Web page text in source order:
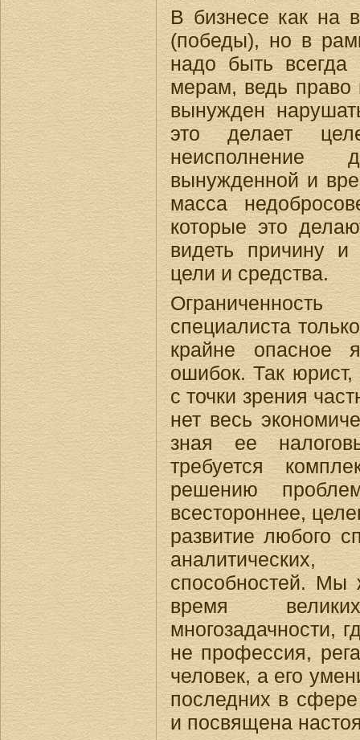
В бизнесе как на
(победы), но в
надо быть всегда
мерам, ведь право
вынужден
это делает
неисполнение
вынужденной и
масса
которые это
видеть причину и
цели и средства.
специалиста
крайне опасное
ошибок. Так юрист,
с точки зрения
нет весь
зная ее
требуется
решению
всестороннее,
развитие любого
способностей. Мы
время
многозадачности,
не профессия,
человек, а его
последних в
и посвящена